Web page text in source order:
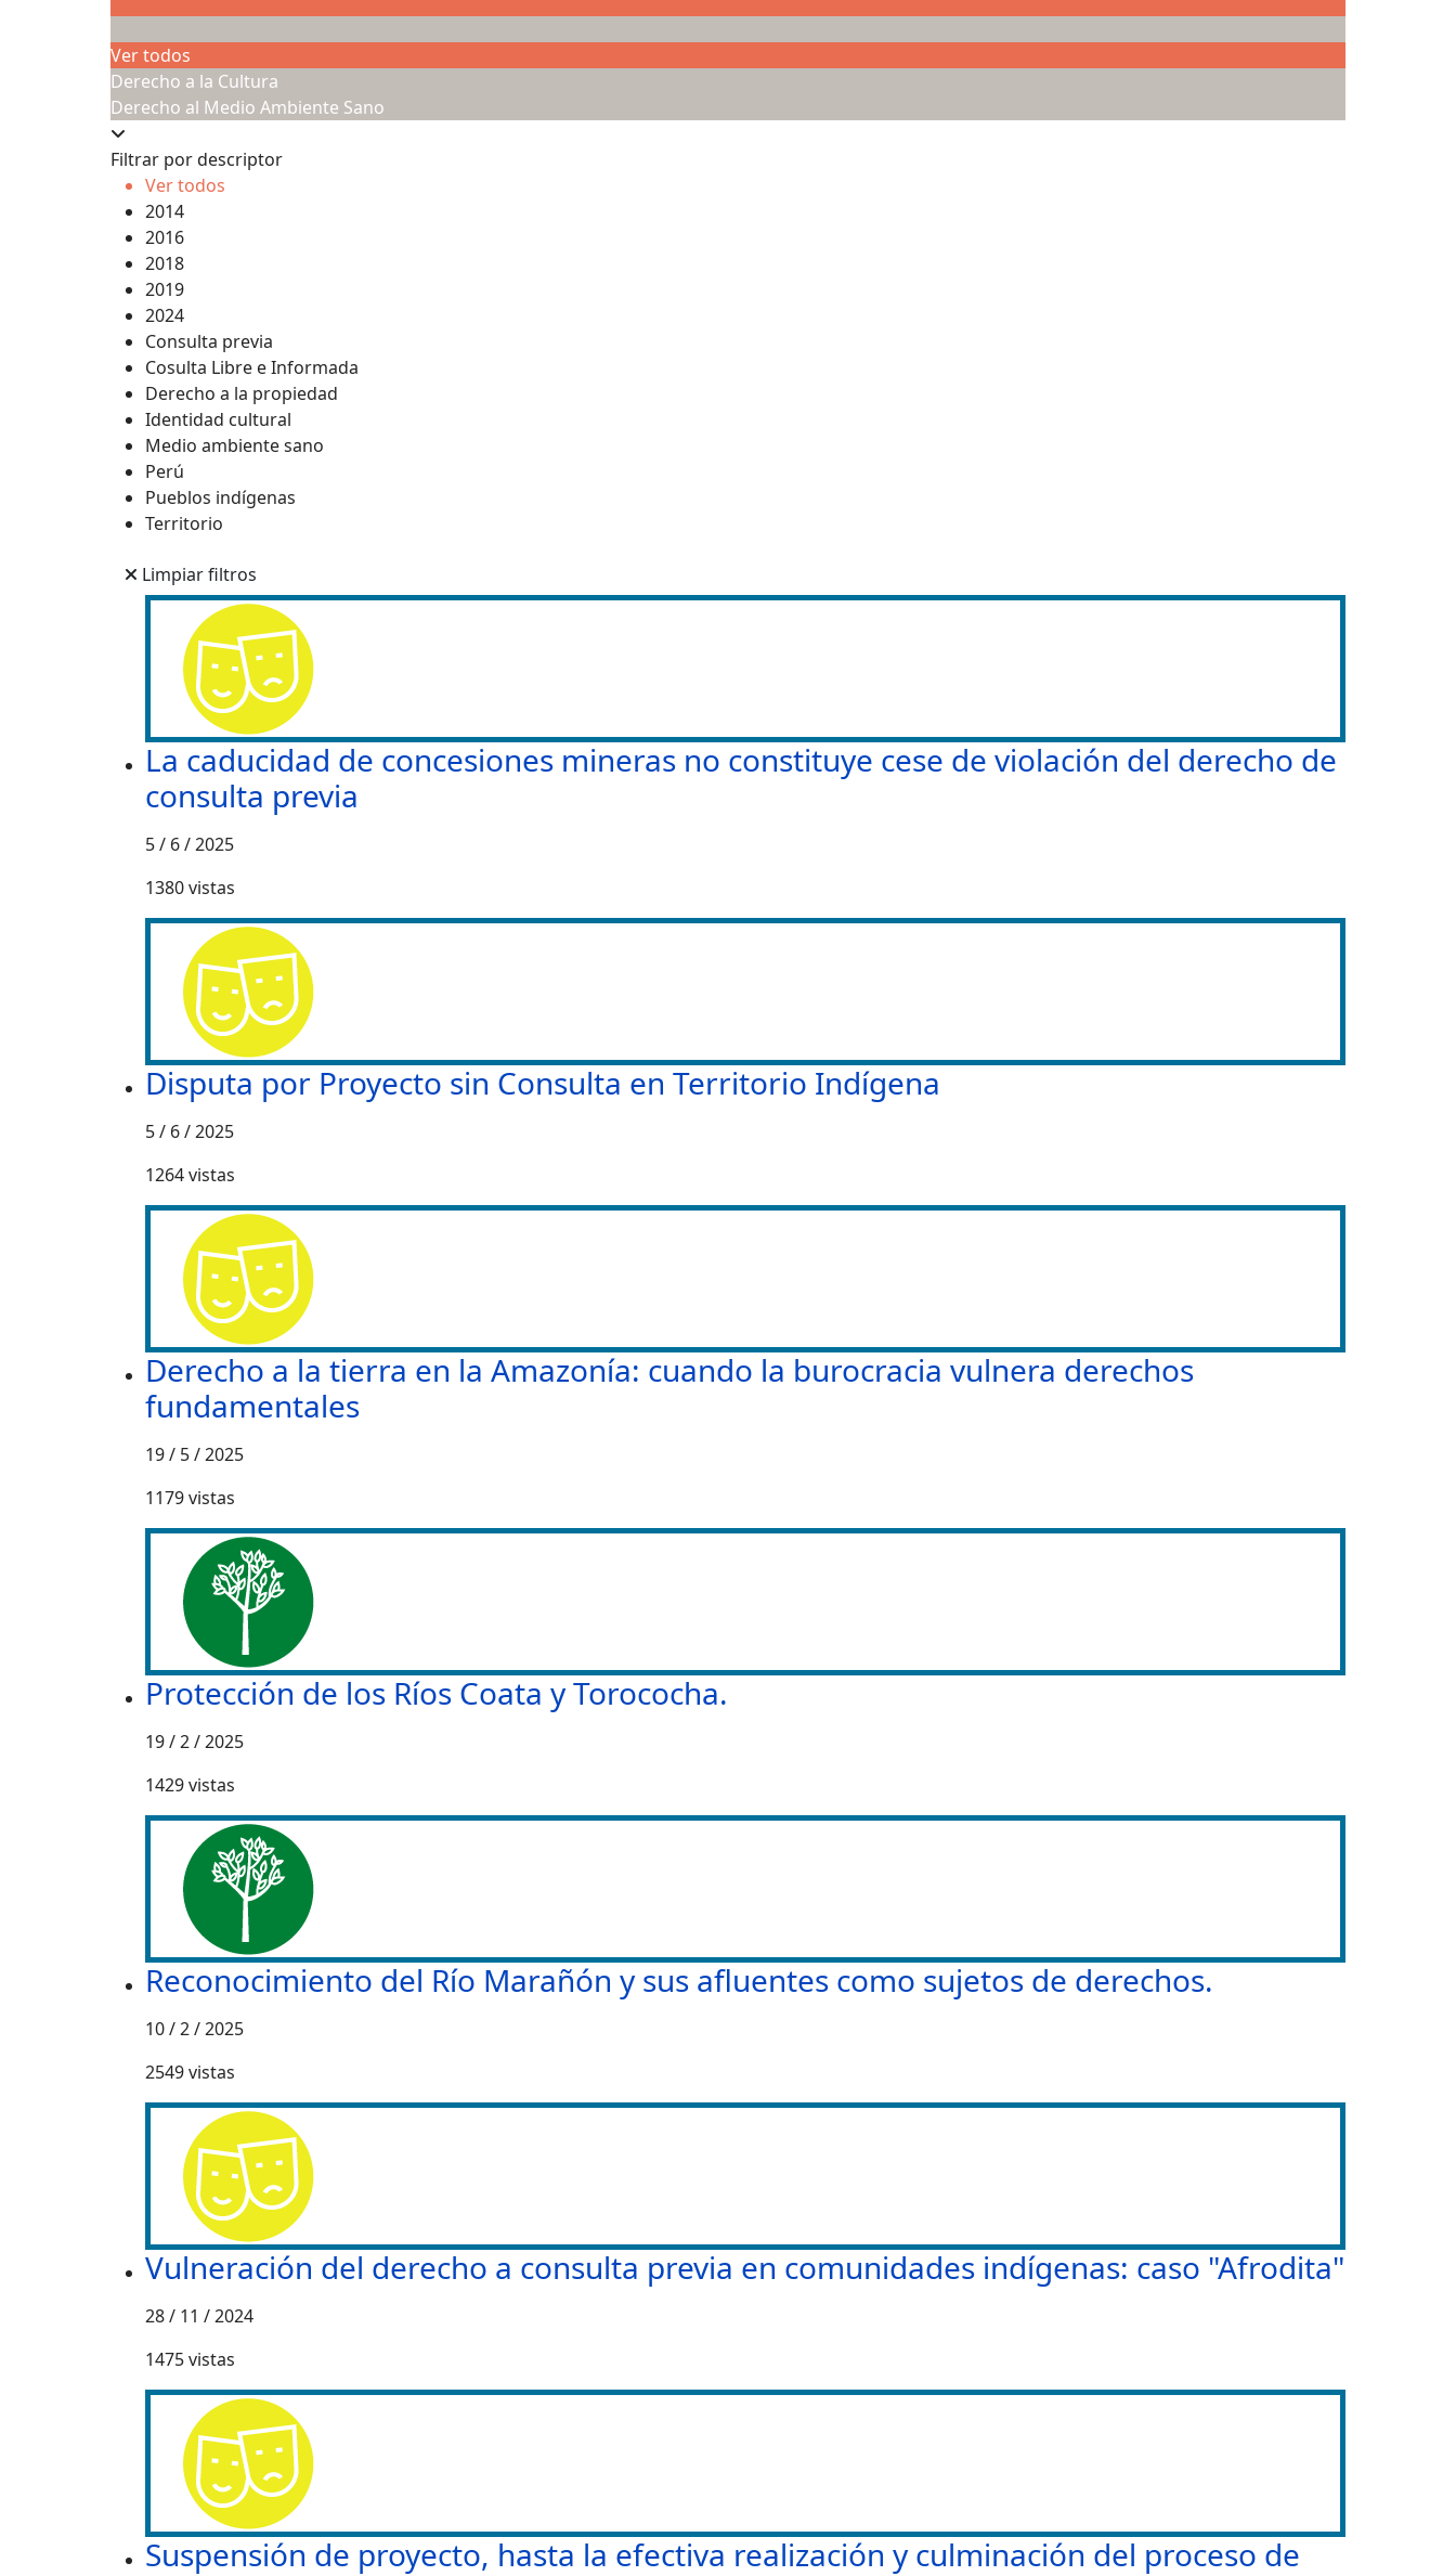
Ver todos
Derecho a la Cultura
Derecho al Medio Ambiente Sano
Filtrar por descriptor
Ver todos
2014
2016
2018
2019
2024
Consulta previa
Cosulta Libre e Informada
Derecho a la propiedad
Identidad cultural
Medio ambiente sano
Perú
Pueblos indígenas
Territorio
Limpiar filtros
La caducidad de concesiones mineras no constituye cese de violación del derecho de
consulta previa
5 / 6 / 2025
1380vistas
Disputa por Proyecto sin Consulta en Territorio Indígena
5 / 6 / 2025
1264vistas
Derecho a la tierra en la Amazonía: cuando la burocracia vulnera derechos
fundamentales
19 / 5 / 2025
1179vistas
Protección de los Ríos Coata y Torococha.
19 / 2 / 2025
1429vistas
Reconocimiento del Río Marañón y sus afluentes como sujetos de derechos.
10 / 2 / 2025
2549vistas
Vulneración del derecho a consulta previa en comunidades indígenas: caso "Afrodita"
28 / 11 / 2024
1475vistas
Suspensión de proyecto, hasta la efectiva realización y culminación del proceso de